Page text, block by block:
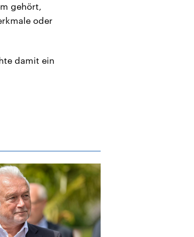
gehört,
oder
damit ein